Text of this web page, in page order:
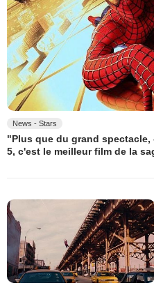
News - Stars
"Plus que du grand
5, c'est le meilleur film de la